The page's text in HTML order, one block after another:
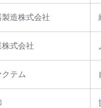
造株式会社
式会社
テム